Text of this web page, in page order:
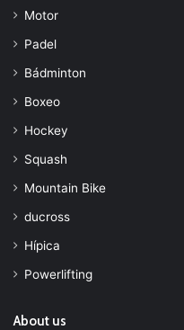
Motor
Padel
Bádminton
Boxeo
Hockey
Squash
Mountain Bike
ducross
Hípica
Powerlifting
About us